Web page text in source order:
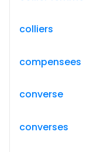
colliers
compensees
converse
converses